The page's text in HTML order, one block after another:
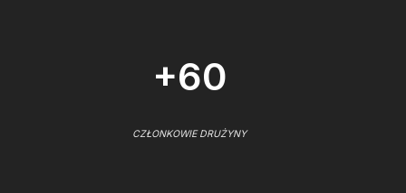
+60
CZŁONKOWIE DRUŻYNY